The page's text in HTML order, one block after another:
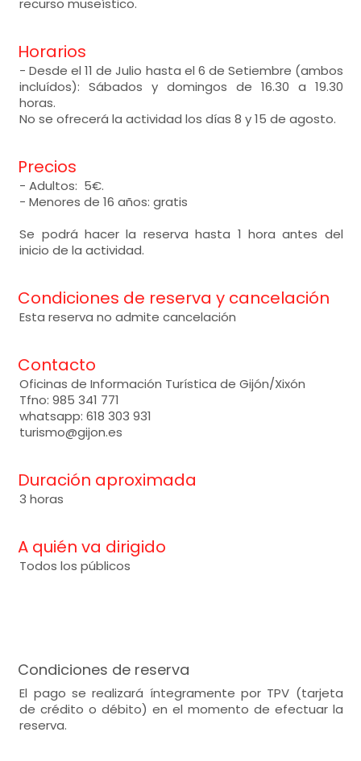
Horarios
- Desde el 11 de Julio hasta el 6 de Setiembre (ambos
incluídos): Sábados y domingos de 16.30 a 19.30
horas.
No se ofrecerá la actividad los días 8 y 15 de agosto.
Precios
- Adultos: 5€.
- Menores de 16 años: gratis
Se podrá hacer la reserva hasta 1 hora antes del
inicio de la actividad.
Condiciones de reserva y cancelación
Esta reserva no admite cancelación
Contacto
Oficinas de Información Turística de Gijón/Xixón
Tfno: 985 341 771
whatsapp: 618 303 931
turismo@gijon.es
Duración aproximada
3 horas
A quién va dirigido
Todos los públicos
Condiciones de reserva
El pago se realizará íntegramente por TPV (tarjeta
de crédito o débito) en el momento de efectuar la
reserva.